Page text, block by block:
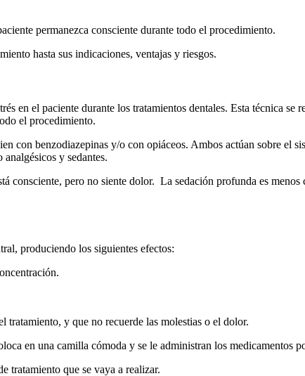
permanezca consciente durante todo el procedimiento.
hasta sus indicaciones, ventajas y riesgos.
en el paciente durante los tratamientos dentales. Esta técnica se
el procedimiento.
con benzodiazepinas y/o con opiáceos. Ambos actúan sobre el
y sedantes.
consciente, pero no siente dolor. La sedación profunda es
produciendo los siguientes efectos:
tratamiento, y que no recuerde las molestias o el dolor.
en una camilla cómoda y se le administran los medicamentos
tratamiento que se vaya a realizar.